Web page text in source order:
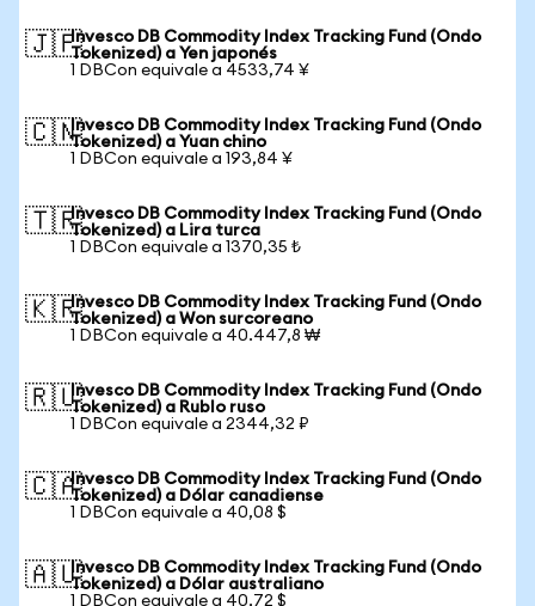
🇯🇵Invesco DB Commodity Index Tracking Fund (Ondo
Tokenized) a Yen japonés
1 DBCon equivale a 4533,74 ¥
🇨🇳Invesco DB Commodity Index Tracking Fund (Ondo
Tokenized) a Yuan chino
1 DBCon equivale a 193,84 ¥
🇹🇷Invesco DB Commodity Index Tracking Fund (Ondo
Tokenized) a Lira turca
1 DBCon equivale a 1370,35 ₺
🇰🇷Invesco DB Commodity Index Tracking Fund (Ondo
Tokenized) a Won surcoreano
1 DBCon equivale a 40.447,8 ₩
🇷🇺Invesco DB Commodity Index Tracking Fund (Ondo
Tokenized) a Rublo ruso
1 DBCon equivale a 2344,32 ₽
🇨🇦Invesco DB Commodity Index Tracking Fund (Ondo
Tokenized) a Dólar canadiense
1 DBCon equivale a 40,08 $
🇦🇺Invesco DB Commodity Index Tracking Fund (Ondo
Tokenized) a Dólar australiano
1 DBCon equivale a 40,72 $